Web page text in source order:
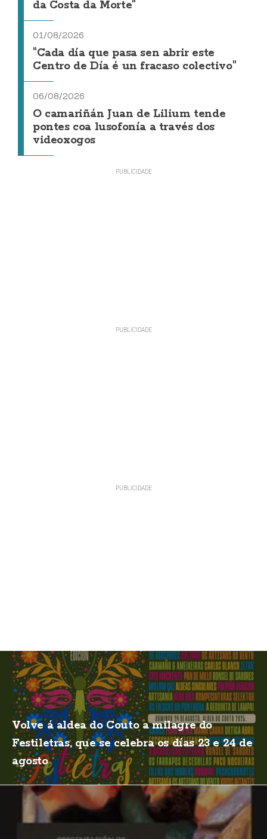
da Costa da Morte"
01/08/2026
"Cada día que pasa sen abrir este
Centro de Día é un fracaso colectivo"
06/08/2026
O camariñán Juan de Lilium tende
pontes coa lusofonía a través dos
videoxogos
Volve á aldea do Couto a milagre do
Festiletras, que se celebra os días 23 e 24 de
agosto